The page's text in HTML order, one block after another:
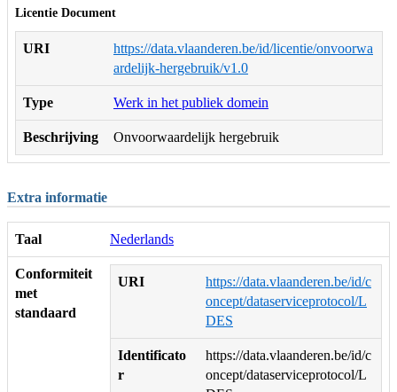
Licentie Document
URI
https://data.vlaanderen.be/id/licentie/onvoorwa
ardelijk-hergebruik/v1.0
Type Werk in het publiek domein
Beschrijving Onvoorwaardelijk hergebruik
Extra informatie
Taal Nederlands
Conformiteit
met
standaard
URI
https://data.vlaanderen.be/id/c
oncept/dataserviceprotocol/L
DES
Identificato
r
https://data.vlaanderen.be/id/c
oncept/dataserviceprotocol/L